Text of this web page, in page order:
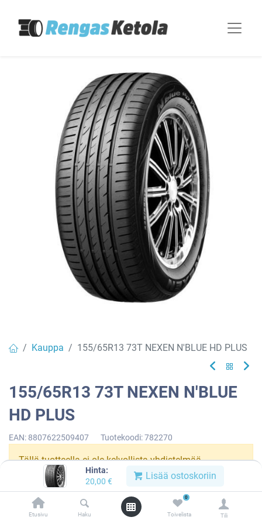
Hinta:
20,00 € Lisää ostoskoriin
Etusivu Haku
0
Toivelista Tili
Kauppa 155/65R13 73T NEXEN N'BLUE HD PLUS
155/65R13 73T NEXEN N'BLUE
HD PLUS
EAN: 8807622509407 Tuotekoodi:782270
Tällä tuotteella ei ole kelvollista yhdistelmää.
NEXEN